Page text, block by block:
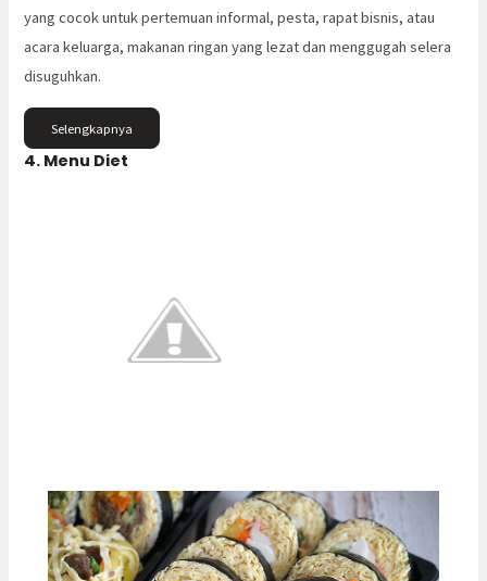
yang cocok untuk pertemuan informal, pesta, rapat bisnis, atau
acara keluarga, makanan ringan yang lezat dan menggugah selera
disuguhkan.
Selengkapnya
4. Menu Diet